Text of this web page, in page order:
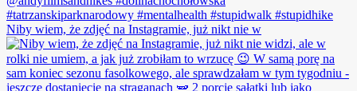
Niby wiem, że zdjęć na Instagramie, już nikt nie w